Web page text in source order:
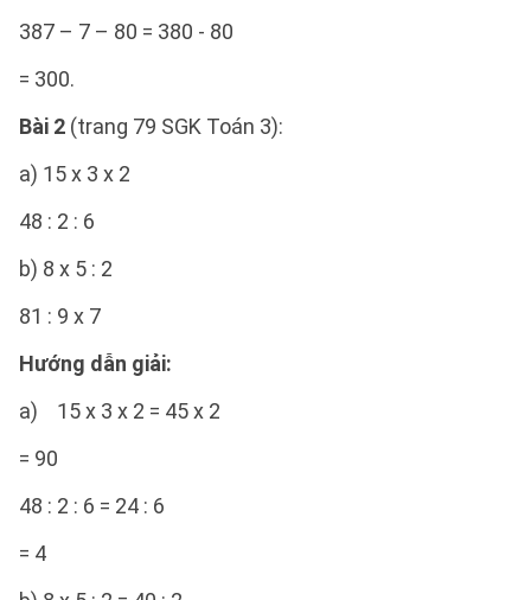
387 – 7 – 80 = 380 - 80
= 300.
Bài 2 (trang 79 SGK Toán 3):
a) 15 x 3 x 2
48 : 2 : 6
b) 8 x 5 : 2
81 : 9 x 7
Hướng dẫn giải:
a) 15 x 3 x 2 = 45 x 2
= 90
48 : 2 : 6 = 24 : 6
= 4